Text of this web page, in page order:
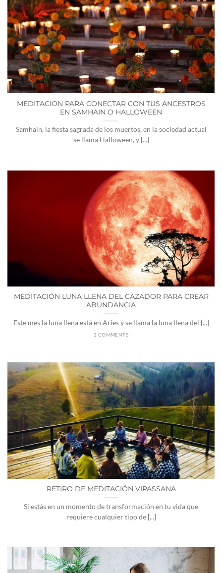
MEDITACION PARA CONECTAR CON TUS ANCESTROS
EN SAMHAIN O HALLOWEEN
Samhain, la fiesta sagrada de los muertos, en la sociedad actual
se llama Halloween, y [...]
MEDITACIÓN LUNA LLENA DEL CAZADOR PARA CREAR
ABUNDANCIA
Este mes la luna llena está en Aries y se llama la luna llena del [...]
2 COMMENTS
RETIRO DE MEDITACIÓN VIPASSANA
Si estás en un momento de transformación en tu vida que
requiere cualquier tipo de [...]